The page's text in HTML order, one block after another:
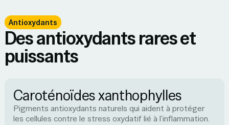
Antioxydants
Des antioxydants rares et
puissants
Caroténoïdes xanthophylles
Pigments antioxydants naturels qui aident à protéger
les cellules contre le stress oxydatif lié à l’inflammation.